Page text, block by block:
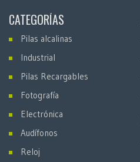
CATEGORÍAS
Pilas alcalinas
Industrial
Pilas Recargables
Fotografía
Electrónica
Audífonos
Reloj